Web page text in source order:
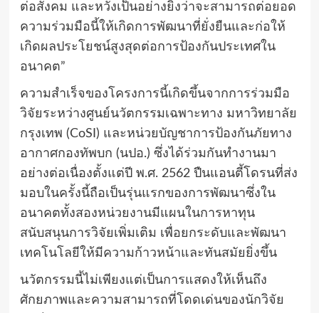
ต่อสังคม และหวังเป็นอย่างยิ่งว่าจะสามารถต่อยอด
ความร่วมมือนี้ให้เกิดการพัฒนาที่ยั่งยืนและก่อให้
เกิดผลประโยชน์สูงสุดต่อการป้องกันประเทศใน
อนาคต”
ความสำเร็จของโครงการนี้เกิดขึ้นจากการร่วมมือ
วิจัยระหว่างศูนย์นวัตกรรมเฉพาะทาง มหาวิทยาลัย
กรุงเทพ (CoSI) และหน่วยบัญชาการป้องกันภัยทาง
อากาศกองทัพบก (นปอ.) ซึ่งได้ร่วมกันทำงานมา
อย่างต่อเนื่องตั้งแต่ปี พ.ศ. 2562 ปืนแอนตี้โดรนที่ส่ง
มอบในครั้งนี้ถือเป็นรุ่นแรกของการพัฒนาซึ่งใน
อนาคตทั้งสองหน่วยงานมีแผนในการหาทุน
สนับสนุนการวิจัยเพิ่มเติม เพื่อยกระดับและพัฒนา
เทคโนโลยีให้มีความก้าวหน้าและทันสมัยยิ่งขึ้น
นวัตกรรมนี้ไม่เพียงแต่เป็นการแสดงให้เห็นถึง
ศักยภาพและความสามารถที่โดดเด่นของนักวิจัย